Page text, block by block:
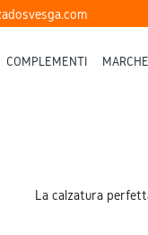
COMPLEMENTI MARCHE
La calzatura